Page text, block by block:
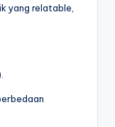
yang relatable,